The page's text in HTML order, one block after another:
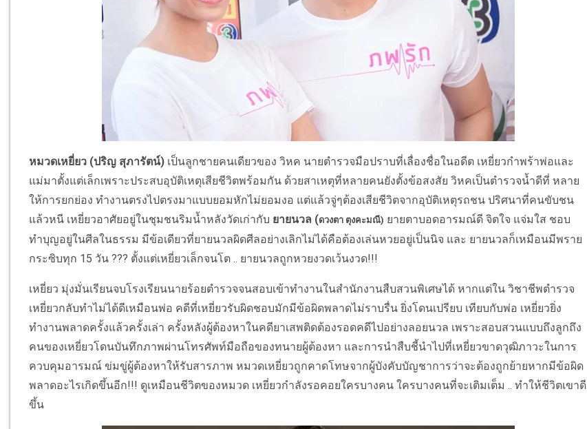
หมวดเหยี่ยว (ปริญ สุภารัตน์) เป็นลูกชายคนเดียวของ วิหค นายตำรวจมือปราบที่เลื่องชื่อในอดีต เหยี่ยวกำพร้าพ่อและ
แม่มาตั้งแต่เล็กเพราะประสบอุบัติเหตุเสียชีวิตพร้อมกัน ด้วยสาเหตุที่หลายคนยังตั้งข้อสงสัย วิหคเป็นตำรวจน้ำดีที่ หลาย
ให้การยกย่อง ทำงานตรงไปตรงมาแบบยอมหักไม่ยอมงอ แต่แล้วจู่ๆต้องเสียชีวิตจากอุบัติเหตุรถชน ปริศนาที่คนขับชน
แล้วหนี เหยี่ยวอาศัยอยู่ในชุมชนริมน้ำหลังวัดเก่ากับ ยายนวล (ดวงตา ตุงคะมณี) ยายตาบอดอารมณ์ดี จิตใจ แจ่มใส ชอบ
ทำบุญอยู่ในศีลในธรรม มีข้อเดียวที่ยายนวลผิดศีลอย่างเลิกไม่ได้คือต้องเล่นหวยอยู่เป็นนิจ และ ยายนวลก็เหมือนมีพราย
กระซิบทุก 15 วัน ??? ตั้งแต่เหยี่ยวเล็กจนโต .. ยายนวลถูกหวยงวดเว้นงวด!!!
เหยี่ยว มุ่งมั่นเรียนจบโรงเรียนนายร้อยตำรวจจนสอบเข้าทำงานในสำนักงานสืบสวนพิเศษได้ หากแต่ใน วิชาชีพตำรวจ
เหยี่ยวกลับทำไม่ได้ดีเหมือนพ่อ คดีที่เหยี่ยวรับผิดชอบมักมีข้อผิดพลาดไม่ราบรื่น ยิ่งโดนเปรียบ เทียบกับพ่อ เหยี่ยวยิ่ง
ทำงานพลาดครั้งแล้วครั้งเล่า ครั้งหลังผู้ต้องหาในคดียาเสพติดต้องรอดคดีไปอย่างลอยนวล เพราะสอบสวนแบบถึงลูกถึง
คนของเหยี่ยวโดนบันทึกภาพผ่านโทรศัพท์มือถือของทนายผู้ต้องหา และการนำสืบชี้นำไปที่เหยี่ยวขาดวุฒิภาวะในการ
ควบคุมอารมณ์ ข่มขู่ผู้ต้องหาให้รับสารภาพ หมวดเหยี่ยวถูกคาดโทษจากผู้บังคับบัญชาการว่าจะต้องถูกย้ายหากมีข้อผิด
พลาดอะไรเกิดขึ้นอีก!!! ดูเหมือนชีวิตของหมวด เหยี่ยวกำลังรอคอยใครบางคน ใครบางคนที่จะเติมเต็ม .. ทำให้ชีวิตเขาดี
ขึ้น